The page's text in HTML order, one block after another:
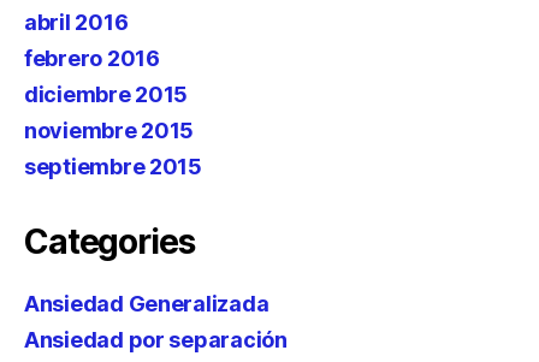
abril 2016
febrero 2016
diciembre 2015
noviembre 2015
septiembre 2015
Categories
Ansiedad Generalizada
Ansiedad por separación